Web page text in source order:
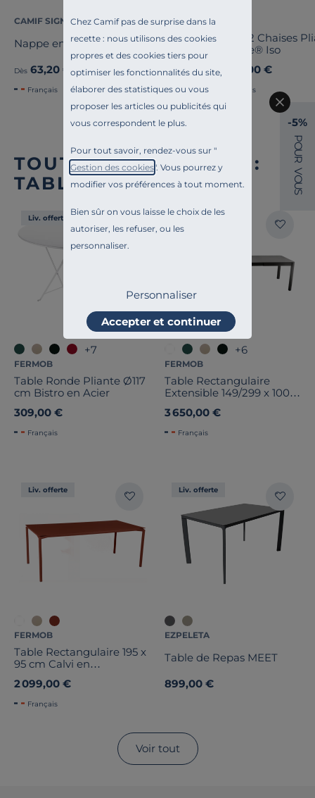
Chez Camif pas de surprise dans la
recette : nous utilisons des cookies
propres et des cookies tiers pour
optimiser les fonctionnalités du site,
élaborer des statistiques ou vous
proposer les articles ou publicités qui
vous correspondent le plus.
Pour tout savoir, rendez-vous sur "
Gestion des cookies". Vous pourrez y
modifier vos préférences à tout moment.
Bien sûr on vous laisse le choix de les
autoriser, les refuser, ou les
personnaliser.
Personnaliser
Accepter et continuer
CAMIF SIGNATURE
Nappe enduite coton lin Laurie
Dès 63,20 €Ancien prix
79,00 € -20%
Français
LAFUMA
Lot de 2 Chaises
Batyline® Iso
Dès 119,00 €
Français
TOUTE NOTRE OFFRE :
TABLES D'EXTÉRIEUR
Liv. offerte
+7
FERMOB
Table Ronde Pliante Ø117
cm Bistro en Acier
309,00 €
Français
Liv. offerte
+6
FERMOB
Table Rectangulaire
Extensible 149/299 x 100
Aluminium
3 650,00 €
Français
Liv. offerte
FERMOB
Table Rectangulaire 195 x
95 cm Calvi en
2 099,00 €
Français
Liv. offerte
EZPELETA
Table de Repas MEET
899,00 €
Voir tout
-5%
P
O
U
R
V
O
U
S